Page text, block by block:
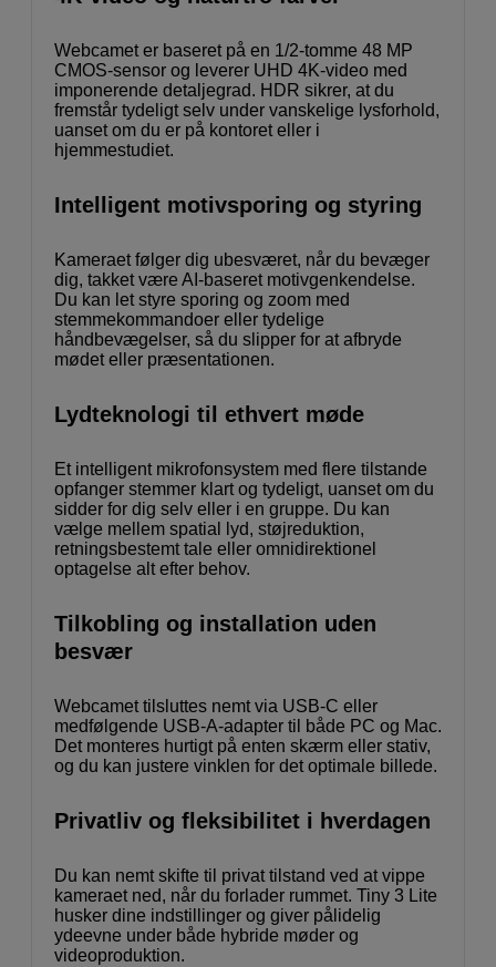
Webcamet er baseret på en 1/2-tomme 48 MP
CMOS-sensor og leverer UHD 4K-video med
imponerende detaljegrad. HDR sikrer, at du
fremstår tydeligt selv under vanskelige lysforhold,
uanset om du er på kontoret eller i
hjemmestudiet.
Intelligent motivsporing og styring
Kameraet følger dig ubesværet, når du bevæger
dig, takket være AI-baseret motivgenkendelse.
Du kan let styre sporing og zoom med
stemmekommandoer eller tydelige
håndbevægelser, så du slipper for at afbryde
mødet eller præsentationen.
Lydteknologi til ethvert møde
Et intelligent mikrofonsystem med flere tilstande
opfanger stemmer klart og tydeligt, uanset om du
sidder for dig selv eller i en gruppe. Du kan
vælge mellem spatial lyd, støjreduktion,
retningsbestemt tale eller omnidirektionel
optagelse alt efter behov.
Tilkobling og installation uden
besvær
Webcamet tilsluttes nemt via USB-C eller
medfølgende USB-A-adapter til både PC og Mac.
Det monteres hurtigt på enten skærm eller stativ,
og du kan justere vinklen for det optimale billede.
Privatliv og fleksibilitet i hverdagen
Du kan nemt skifte til privat tilstand ved at vippe
kameraet ned, når du forlader rummet. Tiny 3 Lite
husker dine indstillinger og giver pålidelig
ydeevne under både hybride møder og
videoproduktion.